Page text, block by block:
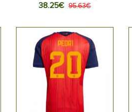
MM-kisat 2026 Lyhythihainen
38.25€ 95.63€